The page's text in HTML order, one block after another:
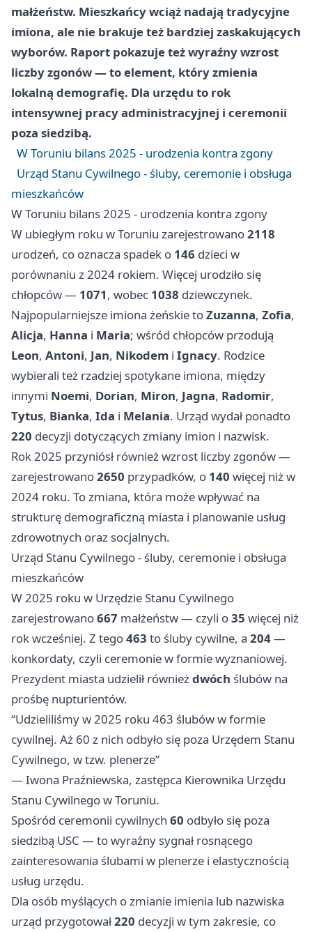
małżeństw. Mieszkańcy wciąż nadają tradycyjne
imiona, ale nie brakuje też bardziej zaskakujących
wyborów. Raport pokazuje też wyraźny wzrost
liczby zgonów — to element, który zmienia
lokalną demografię. Dla urzędu to rok
intensywnej pracy administracyjnej i ceremonii
poza siedzibą.
W Toruniu bilans 2025 - urodzenia kontra zgony
Urząd Stanu Cywilnego - śluby, ceremonie i obsługa
mieszkańców
W Toruniu bilans 2025 - urodzenia kontra zgony
W ubiegłym roku w Toruniu zarejestrowano2118
urodzeń, co oznacza spadek o 146 dzieci w
porównaniu z 2024 rokiem. Więcej urodziło się
chłopców — 1071, wobec 1038 dziewczynek.
Najpopularniejsze imiona żeńskie toZuzanna, Zofia,
Alicja, Hanna i Maria; wśród chłopców przodują
Leon, Antoni, Jan, Nikodem i Ignacy. Rodzice
wybierali też rzadziej spotykane imiona, między
innymi Noemi, Dorian, Miron, Jagna, Radomir,
Tytus, Bianka, Ida i Melania. Urząd wydał ponadto
220 decyzji dotyczących zmiany imion i nazwisk.
Rok 2025 przyniósł również wzrost liczby zgonów —
zarejestrowano2650 przypadków, o 140 więcej niż w
2024 roku. To zmiana, która może wpływać na
strukturę demograficzną miasta i planowanie usług
zdrowotnych oraz socjalnych.
Urząd Stanu Cywilnego - śluby, ceremonie i obsługa
mieszkańców
W 2025 roku w Urzędzie Stanu Cywilnego
zarejestrowano667 małżeństw — czyli o35 więcej niż
rok wcześniej. Z tego463 to śluby cywilne, a 204—
konkordaty, czyli ceremonie w formie wyznaniowej.
Prezydent miasta udzielił równieżdwóch ślubów na
prośbę nupturientów.
“Udzieliliśmy w 2025 roku 463 ślubów w formie
cywilnej. Aż 60 z nich odbyło się poza Urzędem Stanu
Cywilnego, w tzw. plenerze”
— Iwona Praźniewska, zastępca Kierownika Urzędu
Stanu Cywilnego w Toruniu.
Spośród ceremonii cywilnych 60 odbyło się poza
siedzibą USC — to wyraźny sygnał rosnącego
zainteresowania ślubami w plenerze i elastycznością
usług urzędu.
Dla osób myślących o zmianie imienia lub nazwiska
urząd przygotował220 decyzji w tym zakresie, co